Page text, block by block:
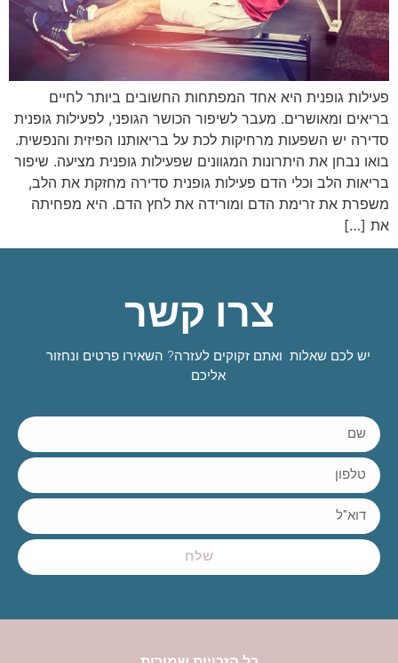
פעילות גופנית היא אחד המפתחות החשובים ביותר לחיים
בריאים ומאושרים. מעבר לשיפור הכושר הגופני, לפעילות גופנית
סדירה יש השפעות מרחיקות לכת על בריאותנו הפיזית והנפשית.
בואו נבחן את היתרונות המגוונים שפעילות גופנית מציעה. שיפור
בריאות הלב וכלי הדם פעילות גופנית סדירה מחזקת את הלב,
משפרת את זרימת הדם ומורידה את לחץ הדם. היא מפחיתה
את […]
צרו קשר
יש לכם שאלות ואתם זקוקים לעזרה? השאירו פרטים ונחזור
אליכם
שלח